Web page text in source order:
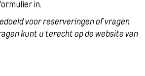
in.
voor reserveringen of vragen
kunt u terecht op de website van